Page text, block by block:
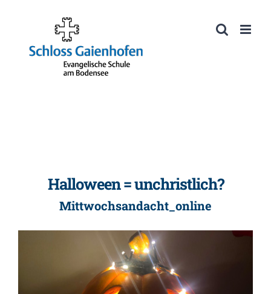
Werkzeugleiste öffnen
springen
Halloween = unchristlich?
Mittwochsandacht_online